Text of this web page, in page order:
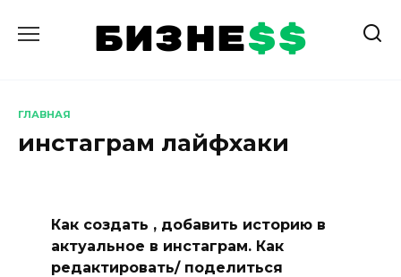
содержанию
ГЛАВНАЯ
инстаграм лайфхаки
Как создать , добавить историю в
актуальное в инстаграм. Как
редактировать/ поделиться